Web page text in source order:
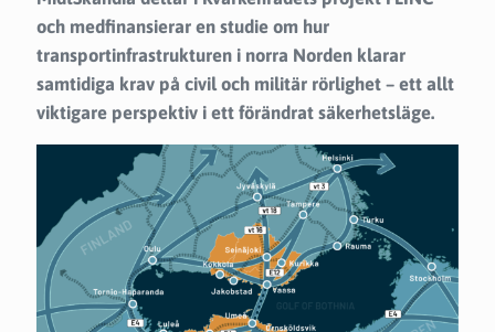
och medfinansierar en studie om hur
transportinfrastrukturen i norra Norden klarar
samtidiga krav på civil och militär rörlighet – ett allt
viktigare perspektiv i ett förändrat säkerhetsläge.